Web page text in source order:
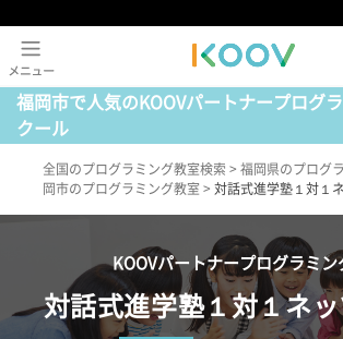
福岡市で人気のKOOVパートナープログ
クール
全国のプログラミング教室検索 > 福岡県のプログ
岡市のプログラミング教室 > 対話式進学塾１対１
KOOVパートナープログラミン
対話式進学塾１対１ネ